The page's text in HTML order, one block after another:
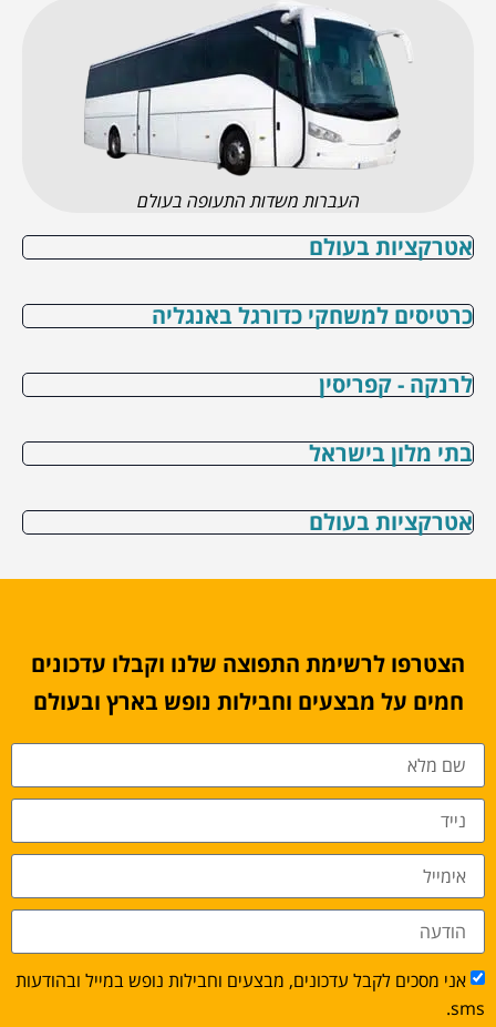
העברות משדות התעופה בעולם
אטרקציות בעולם
כרטיסים למשחקי כדורגל באנגליה
לרנקה - קפריסין
בתי מלון בישראל
אטרקציות בעולם
הצטרפו לרשימת התפוצה שלנו וקבלו עדכונים
חמים על מבצעים וחבילות נופש בארץ ובעולם
אני מסכים לקבל עדכונים, מבצעים וחבילות נופש במייל ובהודעות
sms.